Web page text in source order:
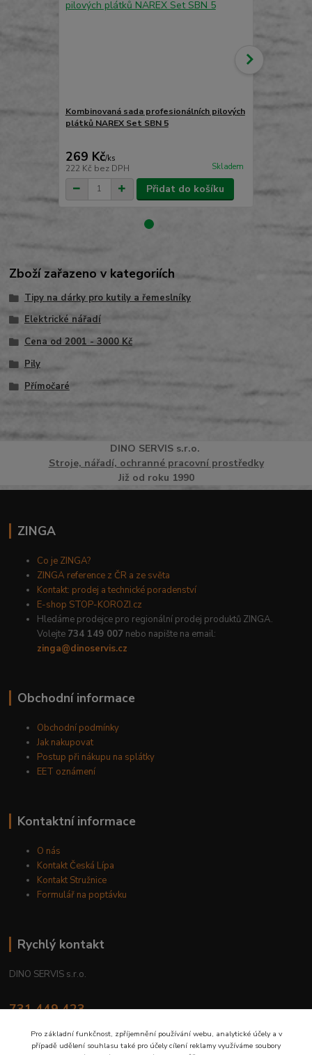
Kombinovaná sada profesionálních pilových
plátků NAREX Set SBN 5
269 Kč/ks
222 Kč bez DPH Skladem
Přidat do košíku
Zboží zařazeno v kategoriích
Tipy na dárky pro kutily a řemeslníky
Elektrické nářadí
Cena od 2001 - 3000 Kč
Pily
Přímočaré
DINO SERVISs.r.o.
Stroje, nářadí, ochranné pracovní prostředky
Již od roku 1990
ZINGA
Co je ZINGA?
ZINGA reference z ČR a ze světa
Kontakt: prodej a technické poradenství
E-shop STOP-KOROZI.cz
Hledáme prodejce pro regionální prodej produktů ZINGA.
Volejte 734 149 007 nebo napište na email:
zinga@dinoservis.cz
Obchodní informace
Obchodní podmínky
Jak nakupovat
Postup při nákupu na splátky
EET oznámení
Kontaktní informace
O nás
Kontakt Česká Lípa
Kontakt Stružnice
Formulář na poptávku
Rychlý kontakt
DINO SERVIS s.r.o.
731 449 423
prodejna@dinoservis.cz
Pro základní funkčnost, zpříjemnění používání webu, analytické účely a v
případě udělení souhlasu také pro účely cílení reklamy využíváme soubory